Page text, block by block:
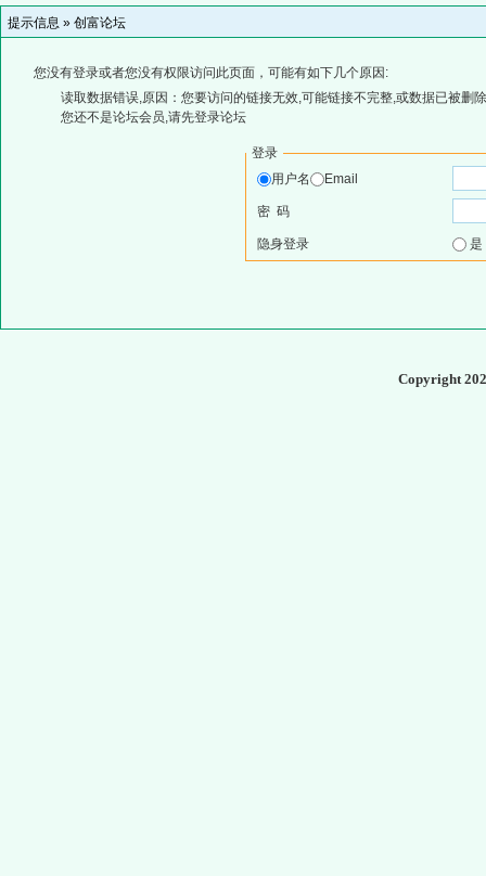
提示信息 » 创富论坛
您没有登录或者您没有权限访问此页面，可能有如下几个原因:
读取数据错误,原因：您要访问的链接无效,可能链接不完整,或数据已被删
您还不是论坛会员,请先登录论坛
登录
用户名
Email
密 码
隐身登录
Copyright